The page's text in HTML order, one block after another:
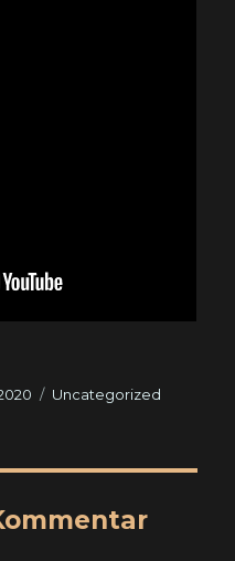
Kategorien
Uncategorized